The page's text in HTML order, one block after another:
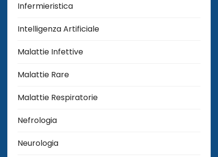
Infermieristica
Intelligenza Artificiale
Malattie Infettive
Malattie Rare
Malattie Respiratorie
Nefrologia
Neurologia